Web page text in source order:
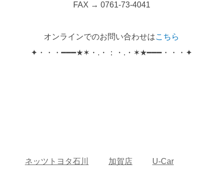
FAX → 0761-73-4041
オンラインでのお問い合わせはこちら
✦・・・━━━★✶・.・：・.・✶★━━━・・・✦
ネッツトヨタ石川 加賀店 U-Car